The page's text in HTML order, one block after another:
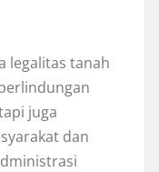
legalitas tanah
juga
dan